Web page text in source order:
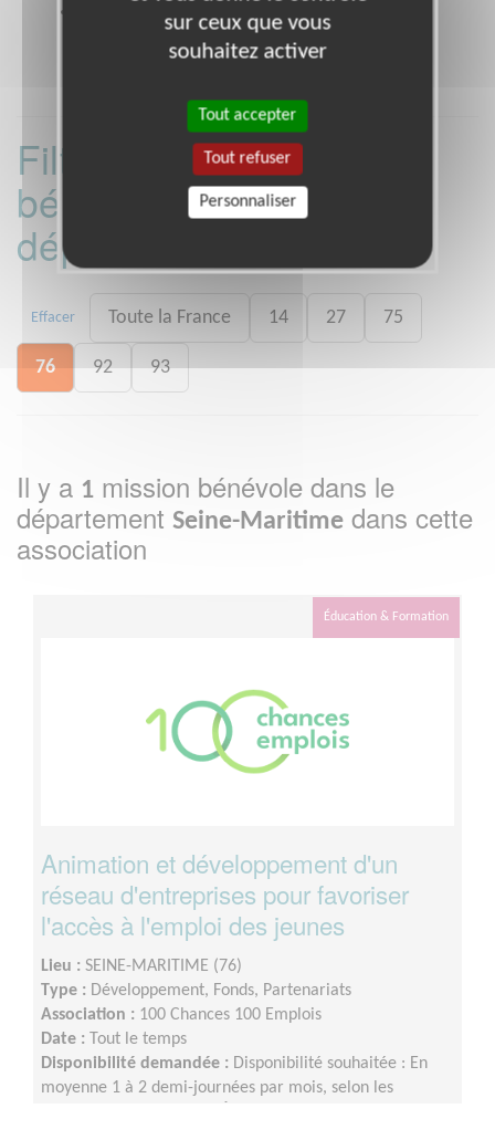
Filtrer les missions
bénévoles par
département :
Effacer Toute la France 14 27 75
76 92 93
Il y a 1 mission bénévole dans le
département Seine-Maritime dans cette
association
Éducation & Formation
Animation et développement d'un
réseau d'entreprises pour favoriser
l'accès à l'emploi des jeunes
Lieu : SEINE-MARITIME (76)
Type : Développement, Fonds, Partenariats
Association : 100 Chances 100 Emplois
Date : Tout le temps
Disponibilité demandée : Disponibilité souhaitée : En
moyenne 1 à 2 demi-journées par mois, selon les
sur ceux que vous
souhaitez activer
Tout accepter
Tout refuser
Personnaliser